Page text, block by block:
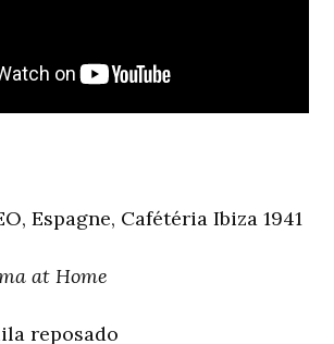
Espagne, Cafétéria Ibiza 1941
at Home
reposado